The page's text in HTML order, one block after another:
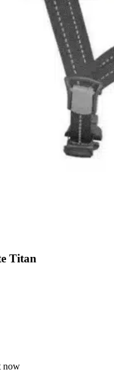
Titan
now